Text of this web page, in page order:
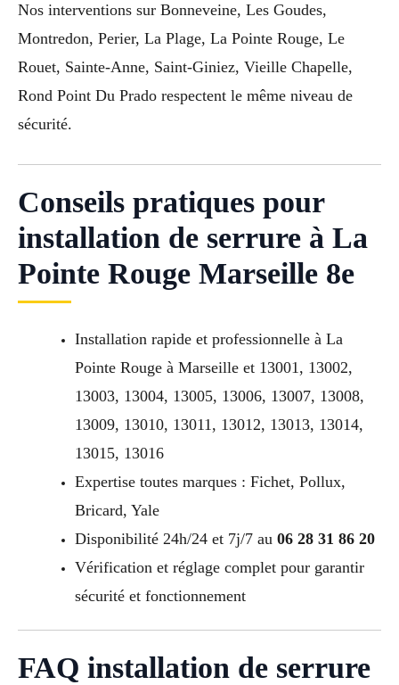
Nos interventions sur Bonneveine, Les Goudes,
Montredon, Perier, La Plage, La Pointe Rouge, Le
Rouet, Sainte-Anne, Saint-Giniez, Vieille Chapelle,
Rond Point Du Prado respectent le même niveau de
sécurité.
Conseils pratiques pour
installation de serrure à La
Pointe Rouge Marseille 8e
Installation rapide et professionnelle à La
Pointe Rouge à Marseille et 13001, 13002,
13003, 13004, 13005, 13006, 13007, 13008,
13009, 13010, 13011, 13012, 13013, 13014,
13015, 13016
Expertise toutes marques : Fichet, Pollux,
Bricard, Yale
Disponibilité 24h/24 et 7j/7 au 06 28 31 86 20
Vérification et réglage complet pour garantir
sécurité et fonctionnement
FAQ installation de serrure